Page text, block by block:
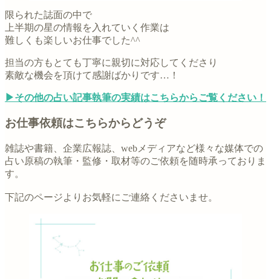
限られた誌面の中で
上半期の星の情報を入れていく作業は
難しくも楽しいお仕事でした^^
担当の方もとても丁寧に親切に対応してくださり
素敵な機会を頂けて感謝ばかりです…！
▶︎その他の占い記事執筆の実績はこちらからご覧ください！
お仕事依頼はこちらからどうぞ
雑誌や書籍、企業広報誌、webメディアなど様々な媒体での
占い原稿の執筆・監修・取材等のご依頼を随時承っておりま
す。
下記のページよりお気軽にご連絡くださいませ。